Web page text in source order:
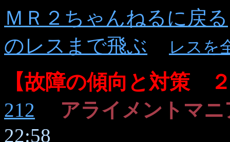
ＭＲ２ちゃんねるに戻る
のレスまで飛ぶ
レスを
【故障の傾向と対策
212
アライメントマニ
22:58